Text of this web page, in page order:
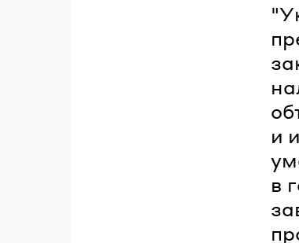
и
в